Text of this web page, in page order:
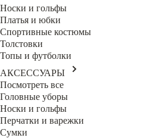
Носки и гольфы
Платья и юбки
Спортивные костюмы
Толстовки
Топы и футболки
АКСЕССУАРЫ
Посмотреть все
Головные уборы
Носки и гольфы
Перчатки и варежки
Сумки